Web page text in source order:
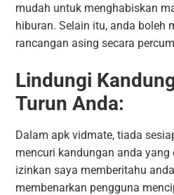
mudah untuk menghabiskan
hiburan. Selain itu, anda boleh
rancangan asing secara
Lindungi
Turun Anda:
Dalam apk vidmate, tiada
mencuri kandungan anda yang
izinkan saya memberitahu
membenarkan pengguna